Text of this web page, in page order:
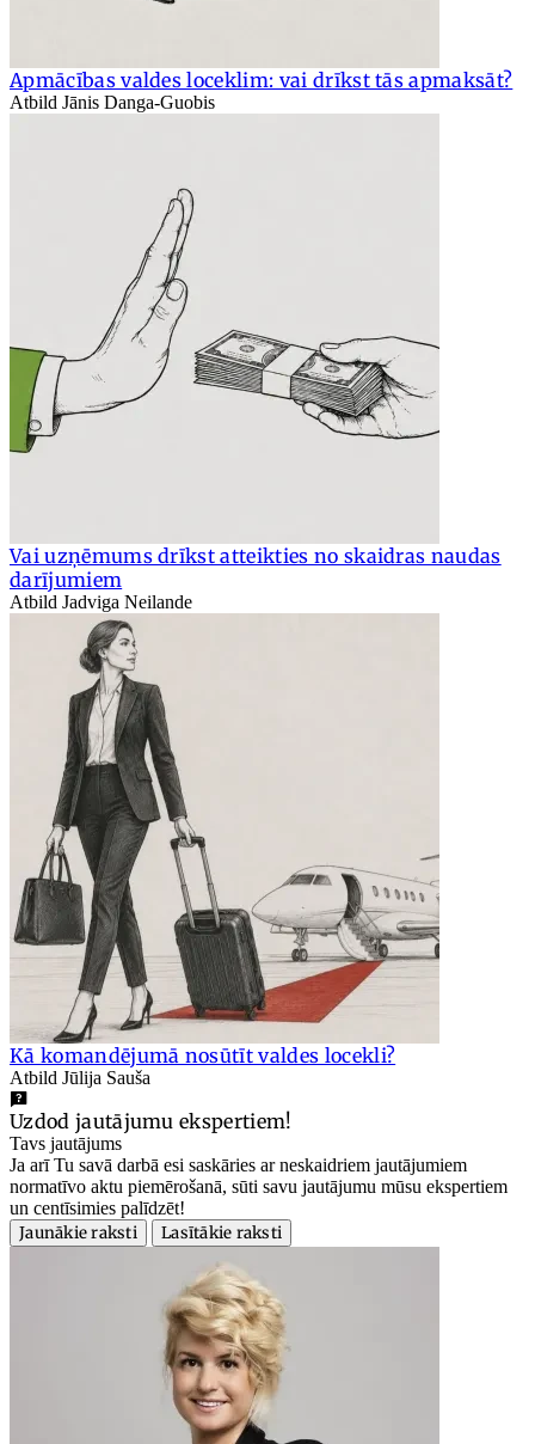
Apmācības valdes loceklim: vai drīkst tās apmaksāt?
Atbild Jānis Danga-Guobis
Vai uzņēmums drīkst atteikties no skaidras naudas
darījumiem
Atbild Jadviga Neilande
Kā komandējumā nosūtīt valdes locekli?
Atbild Jūlija Sauša
Uzdod jautājumu ekspertiem!
Tavs jautājums
Ja arī Tu savā darbā esi saskāries ar neskaidriem jautājumiem
normatīvo aktu piemērošanā, sūti savu jautājumu mūsu ekspertiem
un centīsimies palīdzēt!
Jaunākie raksti
Lasītākie raksti